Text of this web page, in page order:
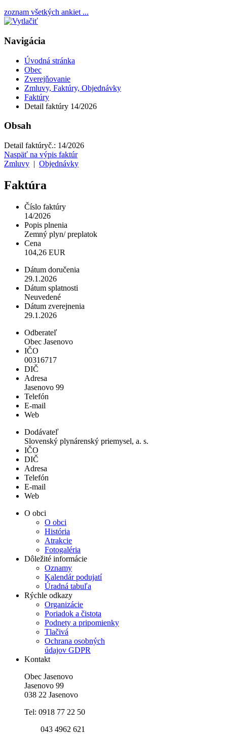
zoznam všetkých ankiet ...
Navigácia
Úvodná stránka
Obec
Zverejňovanie
Zmluvy, Faktúry, Objednávky
Faktúry
Detail faktúry 14/2026
Obsah
Detail faktúryč.: 14/2026
Naspäť na výpis faktúr
Zmluvy | Objednávky
Faktúra
Číslo faktúry
14/2026
Popis plnenia
Zemný plyn/ preplatok
Cena
104,26 EUR
Dátum doručenia
29.1.2026
Dátum splatnosti
Neuvedené
Dátum zverejnenia
29.1.2026
Odberateľ
Obec Jasenovo
IČO
00316717
DIČ
Adresa
Jasenovo 99
Telefón
E-mail
Web
Dodávateľ
Slovenský plynárenský priemysel, a. s.
IČO
DIČ
Adresa
Telefón
E-mail
Web
O obci
O obci
História
Atrakcie
Fotogaléria
Dôležité informácie
Oznamy
Kalendár podujatí
Úradná tabuľa
Rýchle odkazy
Organizácie
Poriadok a čistota
Podnety a pripomienky
Tlačivá
Ochrana osobných
údajov GDPR
Kontakt
Obec Jasenovo
Jasenovo 99
038 22 Jasenovo
Tel: 0918 77 22 50
043 4962 621